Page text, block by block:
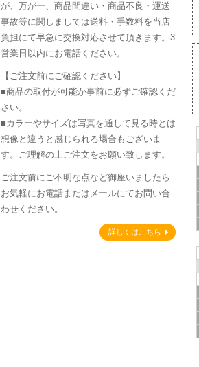
が、万が一、商品間違い・商品不良・運送
事故等に関しましては送料・手数料を当店
負担にて早急に交換対応させて頂きます。3
営業日以内にお電話ください。
【ご注文前にご確認ください】
■商品の取付が可能か事前に必ずご確認くだ
さい。
■カラーやサイズは写真を通して見る時とは
想像と違うと感じられる場合もございま
す。ご理解の上ご注文をお願い致します。
ご注文前にご不明な点など御座いましたら
お気軽にお電話またはメールにてお問い合
わせください。
詳しくはこちら